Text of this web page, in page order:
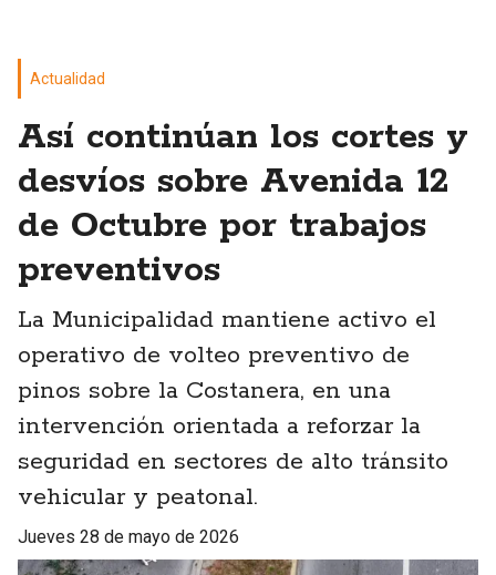
Actualidad
Así continúan los cortes y
desvíos sobre Avenida 12
de Octubre por trabajos
preventivos
La Municipalidad mantiene activo el
operativo de volteo preventivo de
pinos sobre la Costanera, en una
intervención orientada a reforzar la
seguridad en sectores de alto tránsito
vehicular y peatonal.
jueves 28 de mayo de 2026